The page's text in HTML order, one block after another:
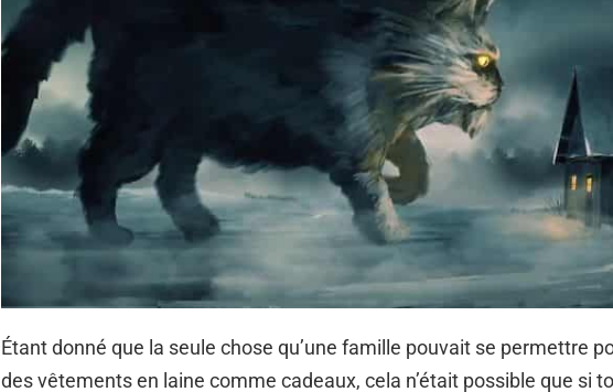
Étant donné que la seule chose qu’une famille pouvait se permettre
des vêtements en laine comme cadeaux, cela n’était possible que si